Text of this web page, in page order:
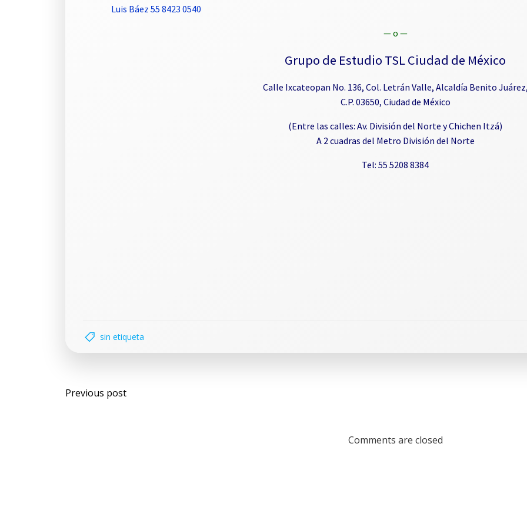
Luis Báez 55 8423 0540
— o —
Grupo de Estudio TSL Ciudad de México
Calle Ixcateopan No. 136, Col. Letrán Valle, Alcaldía Benito
C.P. 03650, Ciudad de México
(Entre las calles: Av. División del Norte y Chichen Itzá)
A 2 cuadras del Metro División del Norte
Tel: 55 5208 8384
sin etiqueta
Previous post
Comments are closed